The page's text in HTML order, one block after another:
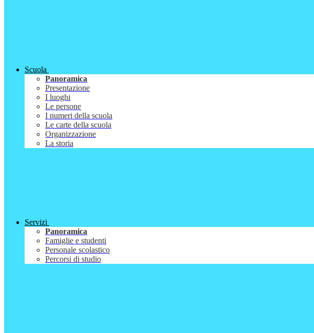
Scuola
Panoramica
Presentazione
I luoghi
Le persone
I numeri della scuola
Le carte della scuola
Organizzazione
La storia
Servizi
Panoramica
Famiglie e studenti
Personale scolastico
Percorsi di studio